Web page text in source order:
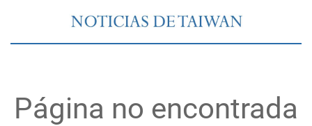
Página no encontrada